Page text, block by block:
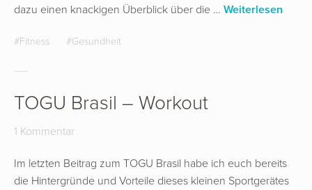
dazu einen knackigen Überblick über die … Weiterlesen
Fitness Gesundheit
TOGU Brasil – Workout
1 Kommentar
Im letzten Beitrag zum TOGU Brasil habe ich euch bereits
die Hintergründe und Vorteile dieses kleinen Sportgerätes